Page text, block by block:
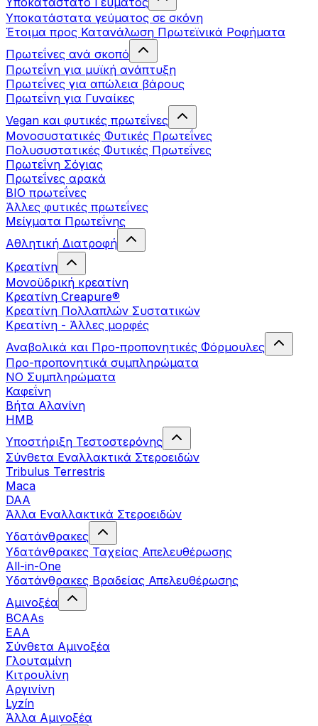
Υποκατάστατα γεύματος σε σκόνη
Έτοιμα προς Κατανάλωση Πρωτεϊνικά Ροφήματα
Πρωτεΐνες ανά σκοπό
Πρωτεΐνη για μυϊκή ανάπτυξη
Πρωτεΐνες για απώλεια βάρους
Πρωτεΐνη για Γυναίκες
Vegan και φυτικές πρωτεΐνες
Μονοσυστατικές Φυτικές Πρωτεΐνες
Πολυσυστατικές Φυτικές Πρωτεΐνες
Πρωτεΐνη Σόγιας
Πρωτεΐνες αρακά
ΒIO πρωτεΐνες
Άλλες φυτικές πρωτεΐνες
Μείγματα Πρωτεΐνης
Αθλητική Διατροφή
Κρεατίνη
Μονοϋδρική κρεατίνη
Κρεατίνη Creapure®
Κρεατίνη Πολλαπλών Συστατικών
Κρεατίνη - Άλλες μορφές
Αναβολικά και Προ-προπονητικές Φόρμουλες
Προ-προπονητικά συμπληρώματα
ΝΟ Συμπληρώματα
Καφεΐνη
Βήτα Αλανίνη
HMB
Υποστήριξη Τεστοστερόνης
Σύνθετα Εναλλακτικά Στεροειδών
Tribulus Terrestris
Maca
DAA
Άλλα Εναλλακτικά Στεροειδών
Υδατάνθρακες
Υδατάνθρακες Ταχείας Απελευθέρωσης
All-in-One
Υδατάνθρακες Βραδείας Απελευθέρωσης
Αμινοξέα
BCAAs
EAA
Σύνθετα Αμινοξέα
Γλουταμίνη
Κιτρουλίνη
Αργινίνη
Lyzín
Άλλα Αμινοξέα